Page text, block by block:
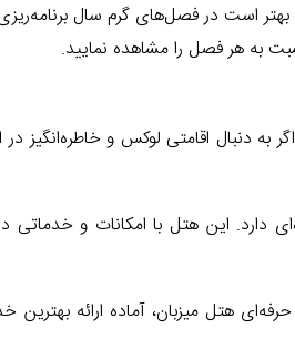
است در فصل‌های گرم سال برنامه‌ریزی
به هر فصل را مشاهده نمایید.
اگر به دنبال اقامتی لوکس و
دارد. این هتل با امکانات و
هتل میزبان، آماده ارائه